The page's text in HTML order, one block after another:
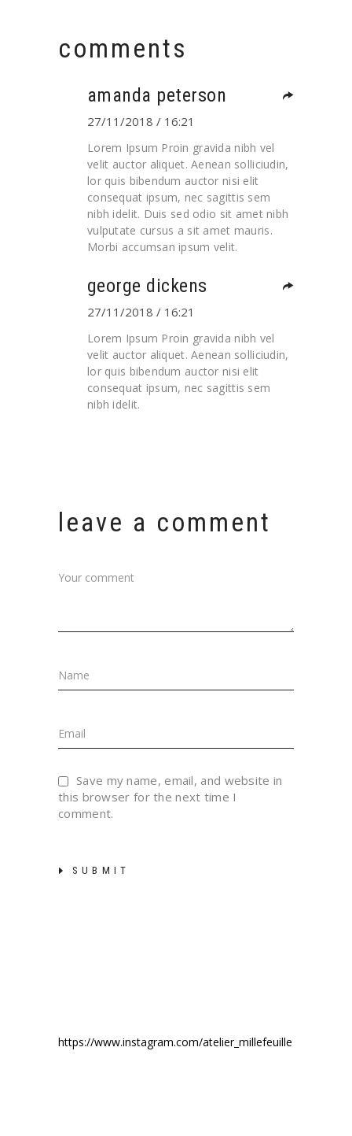
comments
amanda peterson
27/11/2018 / 16:21
Lorem Ipsum Proin gravida nibh vel
velit auctor aliquet. Aenean solliciudin,
lor quis bibendum auctor nisi elit
consequat ipsum, nec sagittis sem
nibh idelit. Duis sed odio sit amet nibh
vulputate cursus a sit amet mauris.
Morbi accumsan ipsum velit.
george dickens
27/11/2018 / 16:21
Lorem Ipsum Proin gravida nibh vel
velit auctor aliquet. Aenean solliciudin,
lor quis bibendum auctor nisi elit
consequat ipsum, nec sagittis sem
nibh idelit.
leave a comment
Save my name, email, and website in
this browser for the next time I
comment.
SUBMIT
https://www.instagram.com/atelier_millefeuille